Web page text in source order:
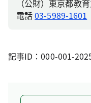
（公財）東京都教
電話03-5989-1601
記事ID：000-001-